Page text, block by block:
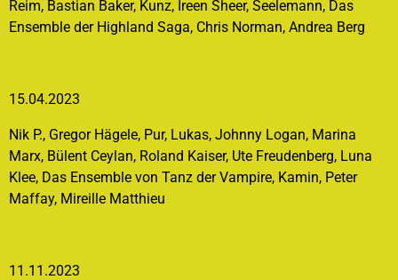
Reim, Bastian Baker, Kunz, Ireen Sheer, Seelemann, Das
Ensemble der Highland Saga, Chris Norman, Andrea Berg
15.04.2023
Nik P., Gregor Hägele, Pur, Lukas, Johnny Logan, Marina
Marx, Bülent Ceylan, Roland Kaiser, Ute Freudenberg, Luna
Klee, Das Ensemble von Tanz der Vampire, Kamin, Peter
Maffay, Mireille Matthieu
11.11.2023